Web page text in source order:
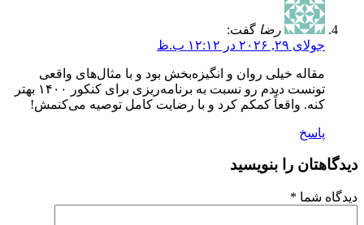
رضا گفت:
جولای ۲۹, ۲۰۲۶ در ۱۲:۱۲ ب.ظ
مقاله خیلی روان و انگیزه‌بخش بود و با مثال‌های واقعی
تونست دیدم رو نسبت به برنامه‌ریزی برای کنکور ۱۴۰۰ بهتر
کنه. واقعاً کمکم کرد و با رضایت کامل توصیه می‌کنمش!
پاسخ
دیدگاهتان را بنویسید
دیدگاه شما *